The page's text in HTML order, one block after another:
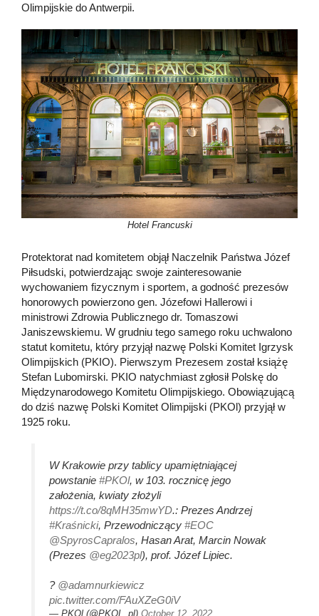
Olimpijskie do Antwerpii.
Hotel Francuski
Protektorat nad komitetem objął Naczelnik Państwa Józef
Piłsudski, potwierdzając swoje zainteresowanie
wychowaniem fizycznym i sportem, a godność prezesów
honorowych powierzono gen. Józefowi Hallerowi i
ministrowi Zdrowia Publicznego dr. Tomaszowi
Janiszewskiemu. W grudniu tego samego roku uchwalono
statut komitetu, który przyjął nazwę Polski Komitet Igrzysk
Olimpijskich (PKIO). Pierwszym Prezesem został książę
Stefan Lubomirski. PKIO natychmiast zgłosił Polskę do
Międzynarodowego Komitetu Olimpijskiego. Obowiązującą
do dziś nazwę Polski Komitet Olimpijski (PKOl) przyjął w
1925 roku.
W Krakowie przy tablicy upamiętniającej
powstanie #PKOl, w 103. rocznicę jego
założenia, kwiaty złożyli
https://t.co/8qMH35mwYD.: Prezes Andrzej
#Kraśnicki, Przewodniczący #EOC
@SpyrosCapralos, Hasan Arat, Marcin Nowak
(Prezes @eg2023pl), prof. Józef Lipiec.
? @adamnurkiewicz
pic.twitter.com/FAuXZeG0iV